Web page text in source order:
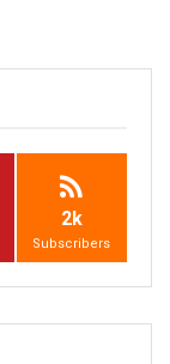
2k
Subscribers